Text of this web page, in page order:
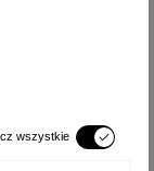
wszystkie